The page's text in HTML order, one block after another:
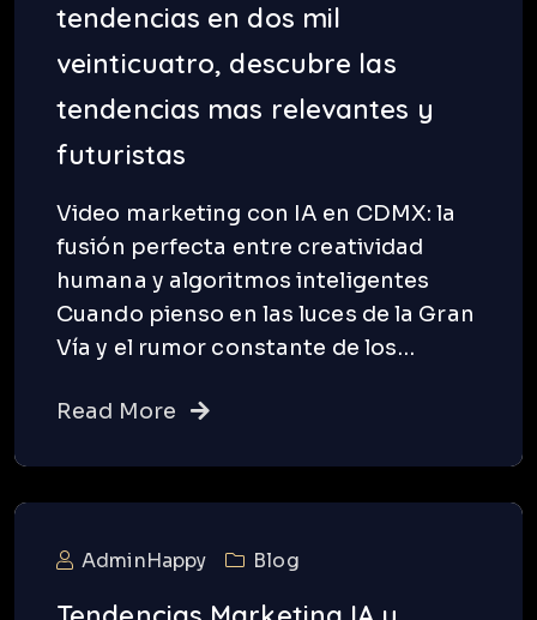
tendencias en dos mil
veinticuatro, descubre las
tendencias mas relevantes y
futuristas
Video marketing con IA en CDMX: la
fusión perfecta entre creatividad
humana y algoritmos inteligentes
Cuando pienso en las luces de la Gran
Vía y el rumor constante de los…
Read More
AdminHappy Blog